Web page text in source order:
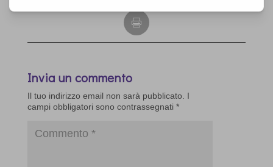
Invia un commento
Il tuo indirizzo email non sarà pubblicato.
I
campi obbligatori sono contrassegnati *